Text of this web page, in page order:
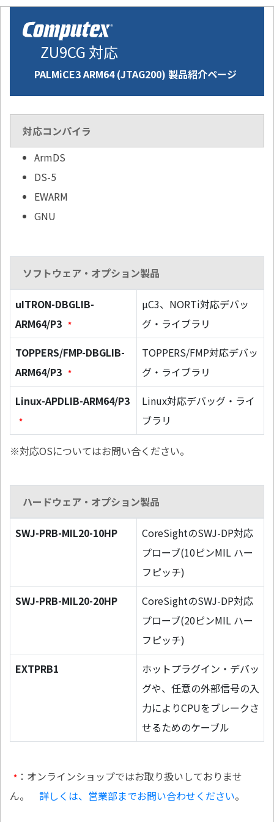
ZU9CG 対応
PALMiCE3 ARM64 (JTAG200) 製品紹介ページ
対応コンパイラ
ArmDS
DS-5
EWARM
GNU
ソフトウェア・オプション製品
uITRON-DBGLIB-
ARM64/P3 *
µC3、NORTi対応デバッ
グ・ライブラリ
TOPPERS/FMP-DBGLIB-
ARM64/P3 *
TOPPERS/FMP対応デバッ
グ・ライブラリ
Linux-APDLIB-ARM64/P3
*
Linux対応デバッグ・ライ
ブラリ
※対応OSについてはお問い合ください。
ハードウェア・オプション製品
SWJ-PRB-MIL20-10HP
CoreSightのSWJ-DP対応
プローブ(10ピンMIL ハー
フピッチ)
SWJ-PRB-MIL20-20HP
CoreSightのSWJ-DP対応
プローブ(20ピンMIL ハー
フピッチ)
EXTPRB1
ホットプラグイン・デバッ
グや、任意の外部信号の入
力によりCPUをブレークさ
せるためのケーブル
* ：オンラインショップではお取り扱いしておりませ
ん。 詳しくは、営業部までお問い合わせください。